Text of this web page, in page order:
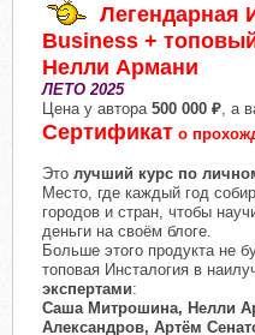
Легендарная
Business +
Нелли Армани
ЛЕТО 2025
Цена у автора 500 000 ₽ , а
Сертификат о
Это лучший курс по
Место, где каждый год
городов и стран, чтобы
деньги на своём блоге.
Больше этого продукта не
топовая Инсталогия в
экспертами:
Саша Митрошина, Нелли
Александров, Артём